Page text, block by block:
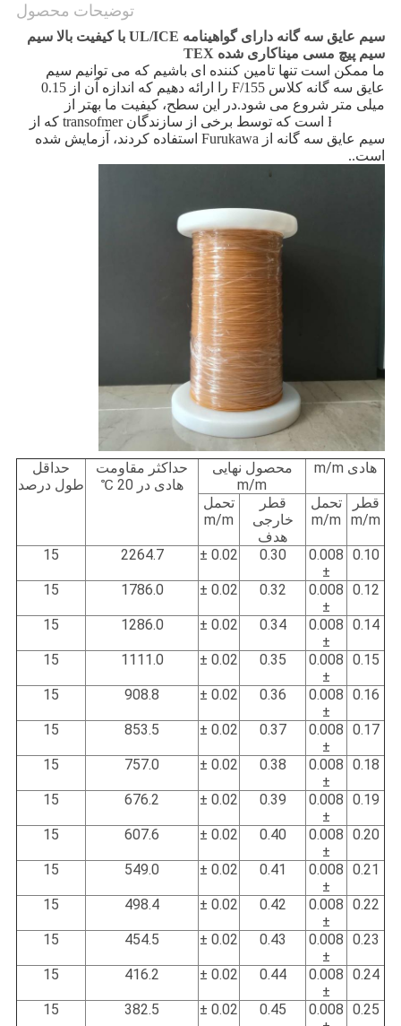
توضیحات محصول
سیم عایق سه گانه دارای گواهینامه UL/ICE با کیفیت بالا سیم
سیم پیچ مسی میناکاری شده TEX
عایق سه گانه کلاس F/155 را ارائه دهیم که اندازه آن از 0.15
است..
هادی m/m
محصول نهایی
m/m
حداکثر مقاومت
هادی در 20 ℃
حداقل
طول درصد
قطر
m/m
تحمل
m/m
قطر
خارجی
هدف
تحمل
m/m
0.10
0.008
±
0.30
0.02 ±
2264.7
15
0.12
0.008
±
0.32
0.02 ±
1786.0
15
0.14
0.008
±
0.34
0.02 ±
1286.0
15
0.15
0.008
±
0.35
0.02 ±
1111.0
15
0.16
0.008
±
0.36
0.02 ±
908.8
15
0.17
0.008
±
0.37
0.02 ±
853.5
15
0.18
0.008
±
0.38
0.02 ±
757.0
15
0.19
0.008
±
0.39
0.02 ±
676.2
15
0.20
0.008
±
0.40
0.02 ±
607.6
15
0.21
0.008
±
0.41
0.02 ±
549.0
15
0.22
0.008
±
0.42
0.02 ±
498.4
15
0.23
0.008
±
0.43
0.02 ±
454.5
15
0.24
0.008
±
0.44
0.02 ±
416.2
15
0.25
0.008
0.45
0.02 ±
382.5
15